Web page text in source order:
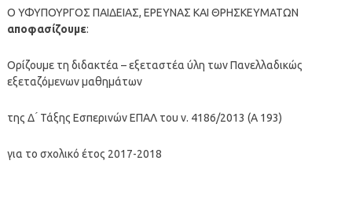
Ο ΥΦΥΠΟΥΡΓΟΣ ΠΑΙΔΕΙΑΣ, ΕΡΕΥΝΑΣ ΚΑΙ ΘΡΗΣΚΕΥΜΑΤΩΝ
αποφασίζουμε:
Ορίζουμε τη διδακτέα – εξεταστέα ύλη των Πανελλαδικώς
εξεταζόμενων μαθημάτων
της Δ ́ Τάξης Εσπερινών ΕΠΑΛ του ν. 4186/2013 (Α 193)
για το σχολικό έτος 2017-2018